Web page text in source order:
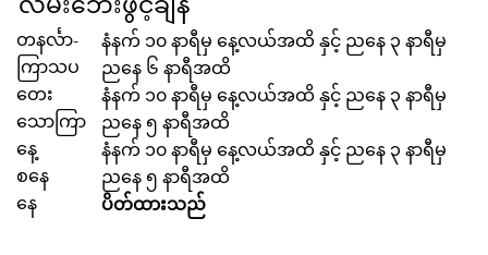
တနင်္လာ-
ကြာသပ
တေး
သောကြာ
နေ့
စနေ
နေ
နံနက် ၁၀ နာရီမှ နေ့လယ်အထိ နှင့် ညနေ ၃ နာရီမှ
ညနေ ၆ နာရီအထိ
နံနက် ၁၀ နာရီမှ နေ့လယ်အထိ နှင့် ညနေ ၃ နာရီမှ
ညနေ ၅ နာရီအထိ
နံနက် ၁၀ နာရီမှ နေ့လယ်အထိ နှင့် ညနေ ၃ နာရီမှ
ညနေ ၅ နာရီအထိ
ပိတ်ထားသည်